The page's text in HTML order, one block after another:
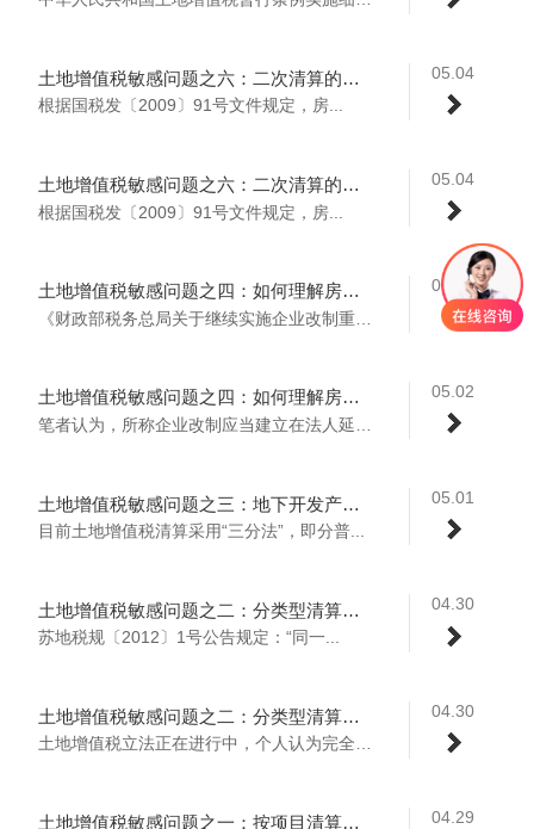
05.04
土地增值税敏感问题之六：二次清算的可行性分析（上）
根据国税发〔2009〕91号文件规定，房...
05.04
土地增值税敏感问题之六：二次清算的可行性分析（下）
根据国税发〔2009〕91号文件规定，房...
05.02
土地增值税敏感问题之四：如何理解房地产企业不适用？（上）
《财政部税务总局关于继续实施企业改制重组...
05.02
土地增值税敏感问题之四：如何理解房地产企业不适用？（下）
05.01
土地增值税敏感问题之三：地下开发产品如何确定类型
目前土地增值税清算采用“三分法”，即分普...
04.30
土地增值税敏感问题之二：分类型清算（上）
苏地税规〔2012〕1号公告规定：“同一...
04.30
土地增值税敏感问题之二：分类型清算（下）
土地增值税立法正在进行中，个人认为完全可...
04.29
土地增值税敏感问题之一：按项目清算（上）